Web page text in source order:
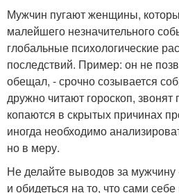
Мужчин пугают женщины,
малейшего незначительного
глобальные психологические
последствий. Пример: он не
обещал, - срочно созывается
дружно читают гороскоп, звонят
копаются в скрытых причинах
иногда необходимо
но в меру.
Не делайте выводов за
и обидеться на то, что сами